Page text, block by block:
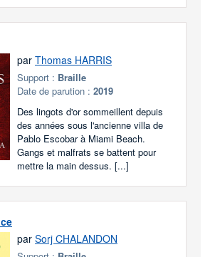
par Thomas HARRIS
Support : Braille
Date de parution : 2019
Des lingots d'or sommeillent depuis
des années sous l'ancienne villa de
Pablo Escobar à Miami Beach.
Gangs et malfrats se battent pour
mettre la main dessus. [...]
par Sorj CHALANDON